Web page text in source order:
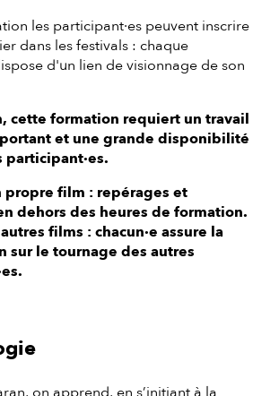
les participant·es peuvent inscrire
dans les festivals : chaque
d'un lien de visionnage de son
cette formation requiert un travail
et une grande disponibilité
propre film : repérages et
dehors des heures de formation.
films : chacun·e assure la
sur le tournage des autres